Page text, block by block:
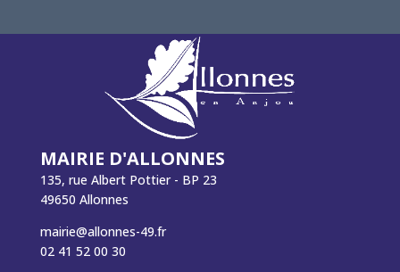
MAIRIE D'ALLONNES
135, rue Albert Pottier - BP 23
49650 Allonnes
mairie@allonnes-49.fr
02 41 52 00 30